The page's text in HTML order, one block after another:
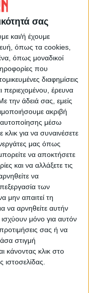
σας
και/ή έχουμε
όπως τα cookies,
όπως μοναδικοί
που
διαφημίσεις
περιεχομένου, έρευνα
την άδειά σας, εμείς
ακριβή
μέσω
για να συναινέσετε
μας όπως
να αποκτήσετε
και να αλλάξετε τις
να
των
μην απαιτεί τη
να αρνηθείτε αυτήν
μόνο για αυτόν
σας ή να
στιγμή
κάνοντας κλικ στο
Φεβρουάριο
ΝΕΟΣ
της
της Θεσσαλίας
“Ζωντανεύει” ξανά το
υπαίθριο θέατρο της
Μητρόπολης